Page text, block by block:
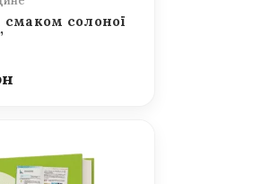
смаком солоної